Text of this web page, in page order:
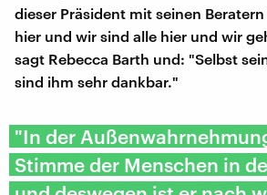
dieser Präsident mit seinen
hier und wir sind alle hier und wir
sagt Rebecca Barth und: "Selbst
sind ihm sehr dankbar."
"In der
Stimme der Menschen in